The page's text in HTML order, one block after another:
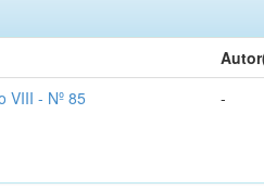
VIII - Nº 85 -